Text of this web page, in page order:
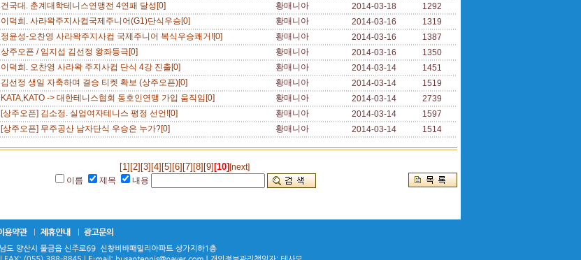
건국대. 춘계대학테니스연맹전 4연패 달성[0] 황매니아 2014-03-18
1292
이덕희. 사라왁주지사컵국제주니어(G1)단식우승[0] 황매니아 2014-03-16
1319
정윤성-오찬영 사라왁주지사컵 국제주니어 복식우승쾌거![0] 황매니아 2014-03-16
1387
상주오픈 / 임지섭 김선정 왕좌등극[0] 황매니아 2014-03-16
1350
이덕희. 오찬영 사라왁 주지사컵 단식 4강 진출[0] 황매니아 2014-03-14
1451
김선정 생일 자축하며 결승 티켓 확보 (상주오픈)[0] 황매니아 2014-03-14
1519
KATA,KATO -> 대한테니스협회 동호인연맹 가입 움직임[0] 황매니아 2014-03-14
2739
[상주오픈] 김소정. 실업여자테니스 평정 선언![0] 황매니아 2014-03-14
1597
[상주오픈] 무주공산 남자단식 우승은 누가?[0] 황매니아 2014-03-14 1514
[1] [2] [3] [4] [5] [6] [7] [8] [9] [10] [next]
이름
제목 내용